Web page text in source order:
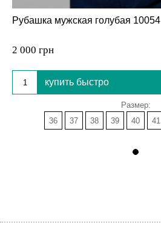
Рубашка мужская голубая 10054
2 000 грн
купить быстро
Размер:
36
37 38 39 40 41